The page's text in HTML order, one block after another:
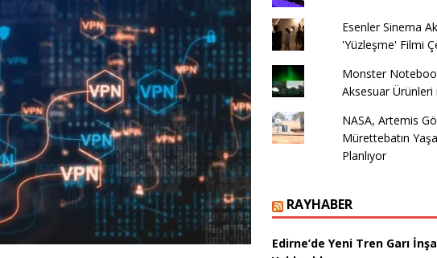
Esenler Sinema
'Yüzleşme' Filmi
Monster
Aksesuar
NASA, Artemis
Mürettebatın
Planlıyor
RAYHABER
Edirne’de Yeni Tren Garı